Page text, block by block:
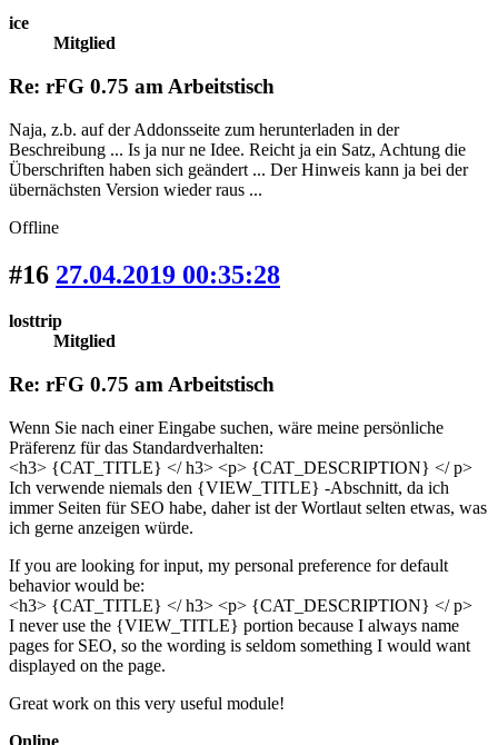
ice
Mitglied
Re: rFG 0.75 am Arbeitstisch
Naja, z.b. auf der Addonsseite zum herunterladen in der
Beschreibung ... Is ja nur ne Idee. Reicht ja ein Satz, Achtung die
Überschriften haben sich geändert ... Der Hinweis kann ja bei der
übernächsten Version wieder raus ...
Offline
#16 27.04.2019 00:35:28
losttrip
Mitglied
Re: rFG 0.75 am Arbeitstisch
Wenn Sie nach einer Eingabe suchen, wäre meine persönliche
Präferenz für das Standardverhalten:
<h3> {CAT_TITLE} </ h3> <p> {CAT_DESCRIPTION} </ p>
Ich verwende niemals den {VIEW_TITLE} -Abschnitt, da ich
immer Seiten für SEO habe, daher ist der Wortlaut selten etwas, was
ich gerne anzeigen würde.
If you are looking for input, my personal preference for default
behavior would be:
<h3> {CAT_TITLE} </ h3> <p> {CAT_DESCRIPTION} </ p>
I never use the {VIEW_TITLE} portion because I always name
pages for SEO, so the wording is seldom something I would want
displayed on the page.
Great work on this very useful module!
Online